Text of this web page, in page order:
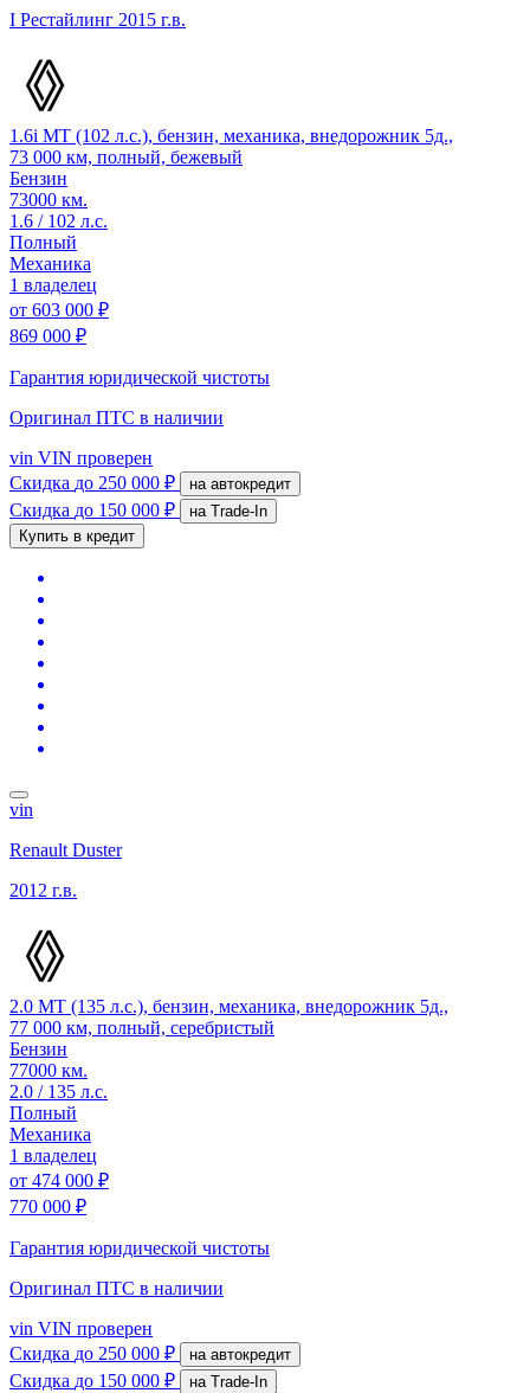
I Рестайлинг 2015 г.в.
1.6i MT (102 л.с.), бензин, механика, внедорожник 5д.,
73 000 км, полный, бежевый
Бензин
73000 км.
1.6 / 102 л.с.
Полный
Механика
1 владелец
от 603 000 ₽
869 000 ₽
Гарантия юридической чистоты
Оригинал ПТС в наличии
vin VIN проверен
Скидка до 250 000 ₽ на автокредит
Скидка до 150 000 ₽
на Trade-In
Купить в кредит
vin
Renault Duster
2012 г.в.
2.0 MT (135 л.с.), бензин, механика, внедорожник 5д.,
77 000 км, полный, серебристый
Бензин
77000 км.
2.0 / 135 л.с.
Полный
Механика
1 владелец
от 474 000 ₽
770 000 ₽
Гарантия юридической чистоты
Оригинал ПТС в наличии
vin VIN проверен
Скидка до 250 000 ₽ на автокредит
Скидка до 150 000 ₽ на Trade-In